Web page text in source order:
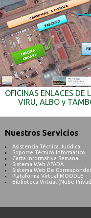
OFICINAS ENLACES DE
VIRU, ALBO y
Nuestros Servicios
Asistencia Técnica Jurídica
Soporte Técnico Informático
Carta Informativa Semanal
Sistema Web AFADA
Sistema Web De
Plataforma Virtual MOODLE
Biblioteca Virtual (Nube